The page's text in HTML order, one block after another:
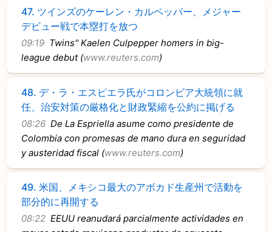
47. ツインズのケーレン・カルペッパー、メジャー
デビュー戦で本塁打を放つ
09:19 Twins'' Kaelen Culpepper homers in big-
league debut (www.reuters.com)
48. デ・ラ・エスピエラ氏がコロンビア大統領に就
任、治安対策の厳格化と財政緊縮を公約に掲げる
08:26 De La Espriella asume como presidente de
Colombia con promesas de mano dura en seguridad
y austeridad fiscal (www.reuters.com)
49.米国、メキシコ最大のアボカド生産州で活動を
部分的に再開する
08:22 EEUU reanudará parcialmente actividades en